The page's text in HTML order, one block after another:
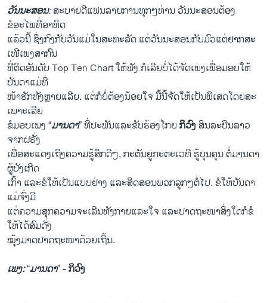
ວີດີໂອ
ສຽງ
ລາຍການກະຈາຍສຽງ
ລາຍງານ
ຕິດຕາມພວກເຮົາ ທີ່
ພາສາຕ່າງໆ
ວັນນະສອນ:ສະບາຍດີແຟນລາຍການ​ທຸກໆທ່ານ ວັນນະ​ສອນ​ຕ້ອງ​
ຂໍອະໄພ​ທີ່​ອາທິດ
​ແລ້ວ​ນີ້ ຊຶ່ງ​ກົງ​ກັບ​ວັນ​ແມ່​ໃນ​ສະຫະລັດ ​ແຕ່​ວັນນະ​ສອນ​ກັບ​ມົວ​ແຕ່​ຢາກ​ສະ​
ເໜີ​ເພງ​ສາກົນ
ທີ່​ຕິດ​ອັນ​ດັບ Top Ten Chart ​ໃຫ້ຟັງ ກໍ​ເລີຍ​ບໍ່​ໄດ້​ຈັດ​ເພງ​ເພື່ອ​ມອບ​ໃຫ້​
ບັນດາ​ແມ່​ທີ່
​ໜ້າ​ຮັກ​ທັງຫຼາຍ​ແລີ​ຍ. ​ແຕ່​ກໍ​ບໍ່​ຕ້ອງ​ນ້ອຍ​ໃຈ ມື້​ນີ້​ຈັດ​ໃຫ້​ເປັນ​ພິ​ເສດໂດຍ​ສະ​
ເພາະເລີຍ
ຂໍ​ມອບ​ເພງ “ມານ​ດາ” ທີ່​ປະພັນ​ແລະ​ຂັບ​ຮ້ອງ​ໂກຍກິ​ວົງ ສິນລະປິນ​ລາວ​
ຈາກ​ຝຣັ່ງ ​
ເພື່ອ​ສະ​ແດງ​ເຖິງ​ຄວາມ​ຮູ້ສຶກ​ດີໆ, ກະຕັນຍູ​ກະ​ຕະ​ເວທີ ​ຮູ້​ບຸນຄຸນ ຕໍ່​ມານ​ດາ​
ຜູ້​ບັງ​ເກີດ​
ເກົ້າ ​ແລະ​ຂໍ​ໃຫ້​ເປັນ​ແບບຢ່າງ ​ແລະ​ສິດສອນ​ພວກ​ລູກ​ໆຕໍ່​ໄປ. ຂໍ​ໃຫ້​ບັນດາ​
ແມ່​ຈົ່ງ​ມີ
​ແຕ່​ຄວາມ​ສຸກຄວາມ​ຈະ​ເລີ​ນທັງ​ກາຍ​ແລະ​ໃຈ ​ແລະ​ປາດ​ຖະໜາ​ສິ່ງ​ໃດ​ກໍ​ຂໍ​
ໃຫ້​ໄດ້​ສົມ​ດັ່ງ
​ໝຸ້ງມາດ​ປາດ​ຖະໜາ​ດ້ວຍເຖີ້ນ.
ເພງ:“ມານ​ດາ”- ກິ​ວົງ